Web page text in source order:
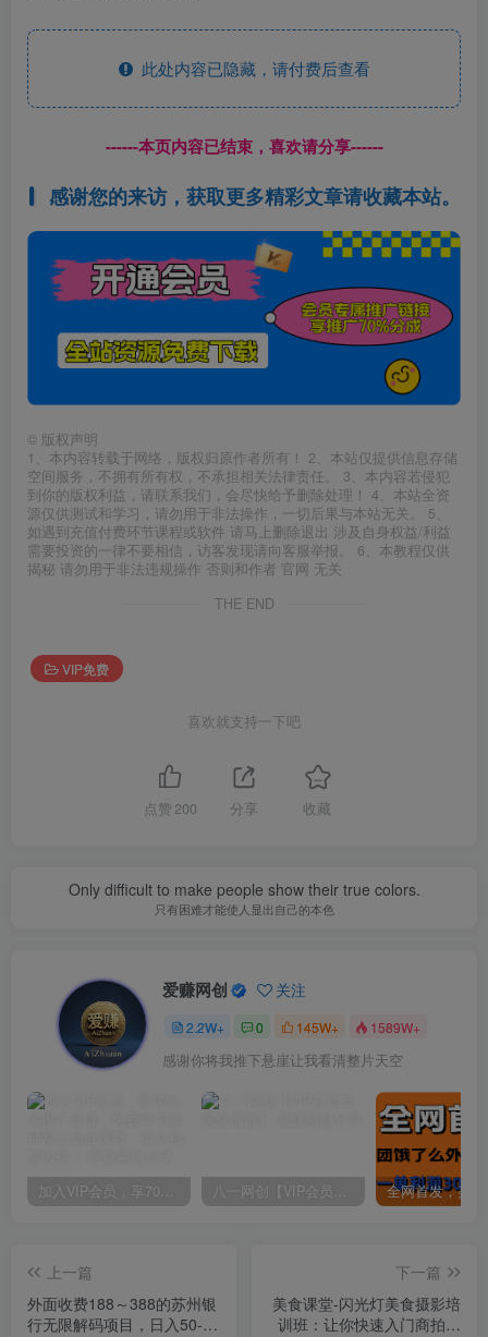
此处内容已隐藏，请付费后查看
------本页内容已结束，喜欢请分享------
感谢您的来访，获取更多精彩文章请收藏本站。
© 版权声明
1、本内容转载于网络，版权归原作者所有！ 2、本站仅提供信息存储
空间服务，不拥有所有权，不承担相关法律责任。 3、本内容若侵犯
到你的版权利益，请联系我们，会尽快给予删除处理！ 4、本站全资
源仅供测试和学习，请勿用于非法操作，一切后果与本站无关。 5、
如遇到充值付费环节课程或软件 请马上删除退出 涉及自身权益/利益
需要投资的一律不要相信，访客发现请向客服举报。 6、本教程仅供
揭秘 请勿用于非法违规操作 否则和作者 官网 无关
THE END
VIP免费
喜欢就支持一下吧
点赞 200 分享 收藏
Only difficult to make people show their true colors.
只有困难才能使人显出自己的本色
爱赚网创 关注
2.2W+ 0 145W+ 1589W+
感谢你将我推下悬崖让我看清整片天空
加入VIP会员，享70%的推广提成，免费学习多种网上创业课程，菜鸟秒变大神！ 八一网创【VIP会员专属交流群】
上一篇
外面收费188～388的苏州银
行无限解码项目，日入50-
下一篇
美食课堂-闪光灯美食摄影培
训班：让你快速入门商拍设